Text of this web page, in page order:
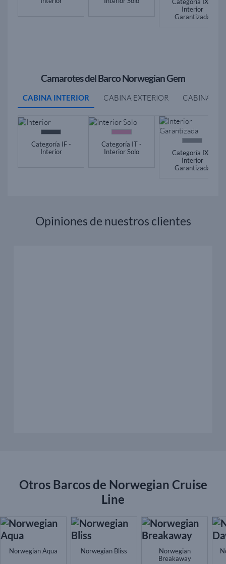
Interior
Garantizada
Camarotes del Barco Norwegian Gem
CABINA INTERIOR CABINA EXTERIOR CABINA
Categoría IF -
Interior
Categoría IT -
Interior Solo
Categoría IX -
Interior
Garantizada
Opiniones de nuestros clientes
Otros Barcos de Norwegian Cruise
Line
Norwegian Aqua Norwegian Bliss
Norwegian
Breakaway